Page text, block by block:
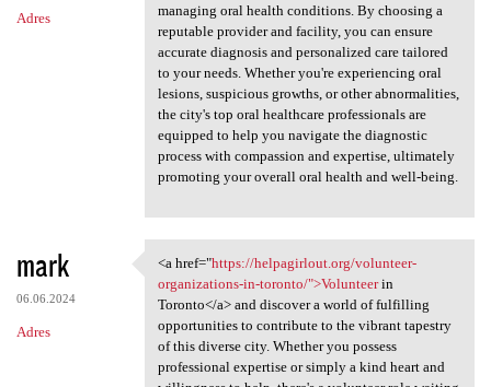
Adres
managing oral health conditions. By choosing a
reputable provider and facility, you can ensure
accurate diagnosis and personalized care tailored
to your needs. Whether you're experiencing oral
lesions, suspicious growths, or other abnormalities,
the city's top oral healthcare professionals are
equipped to help you navigate the diagnostic
process with compassion and expertise, ultimately
promoting your overall oral health and well-being.
mark
06.06.2024
Adres
<a href="https://helpagirlout
<a href="https://helpagirlout.org/volunteer-
organizations-in-toronto/">Volunteerin
Toronto</a> and discover a world of fulfilling
opportunities to contribute to the vibrant tapestry
of this diverse city. Whether you possess
professional expertise or simply a kind heart and